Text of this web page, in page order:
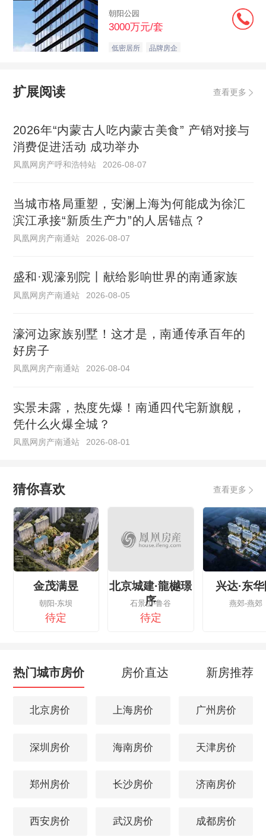
朝阳公园
3000万元/套
低密居所 品牌房企
扩展阅读 查看更多
2026年“内蒙古人吃内蒙古美食” 产销对接与
消费促进活动 成功举办
凤凰网房产呼和浩特站 2026-08-07
当城市格局重塑，安澜上海为何能成为徐汇
滨江承接“新质生产力”的人居锚点？
凤凰网房产南通站 2026-08-07
盛和·观濠别院丨献给影响世界的南通家族
凤凰网房产南通站 2026-08-05
濠河边家族别墅！这才是，南通传承百年的
好房子
凤凰网房产南通站 2026-08-04
实景未露，热度先爆！南通四代宅新旗舰，
凭什么火爆全城？
凤凰网房产南通站 2026-08-01
猜你喜欢 查看更多
金茂满昱
朝阳-东坝
待定
北京城建·龍樾璟
序
石景山-鲁谷
待定
兴达·东
燕郊-燕郊
热门城市房价 房价直达 新房推荐
北京房价 上海房价 广州房价
深圳房价 海南房价 天津房价
郑州房价 长沙房价 济南房价
西安房价 武汉房价 成都房价